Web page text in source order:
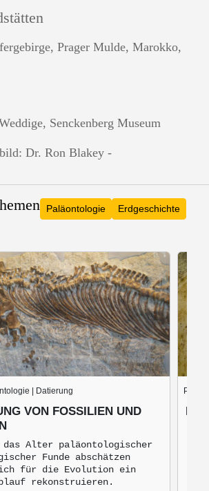
Prager Mulde, Marokko,
Senckenberg Museum
Dr. Ron Blakey -
Paläontologie Erdgeschichte
| Datierung
VON FOSSILIEN UND
das Alter paläontologischer
Funde abschätzen
für die Evolution ein
rekonstruieren.
DIE